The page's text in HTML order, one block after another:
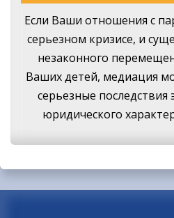
Если Ваши отношения с
серьезном кризисе, и
незаконного
Ваших детей, медиация
серьезные
юридического